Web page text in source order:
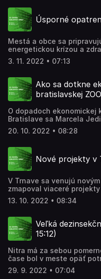
zaujímalo aj to, aké
Úsporné
Mestá a obce sa
energetickou krízou a
každého sektora. V
miest sa bližšie pozrieme
zaujímalo aj to, aké
3. 11. 2022 • 07:13
Ako sa dotkne
bratislavskej
O dopadoch ekonomickej
Bratislave sa Marcela
riaditeľkou Júliou
Bratislave je
a už teraz jej vedenie
krízu pocítili čo najmenej.
20. 10. 2022 • 08:28
Nové projekty v
V Trnave sa venujú
zmapoval viaceré
klímy, ale aj rekonštrukciu
ktorej vznikne nové
13. 10. 2022 • 08:34
Veľká
15:12)
Nitra má za sebou
čase bol v meste opäť
švábom. Premnožili sa v
chudobnejšie a sociálne
29. 9. 2022 • 07:04